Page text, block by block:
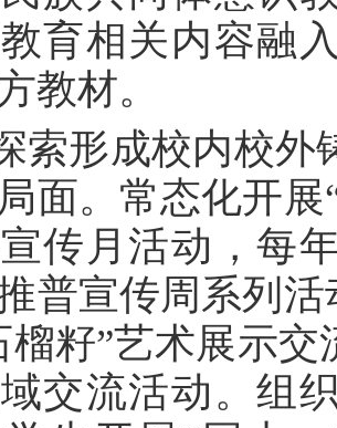
育相关内容融
教材。
索形成校内校
面。 常态化开展
传月活动，每
普宣传周系列活
榴籽”艺术展示交
交流活动。组